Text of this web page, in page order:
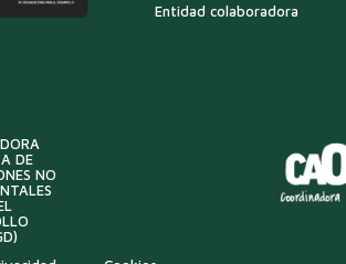
Entidad colaboradora
DE
NO